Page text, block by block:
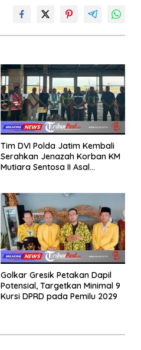
Tim DVI Polda Jatim Kembali
Serahkan Jenazah Korban KM
Mutiara Sentosa II Asal
Golkar Gresik Petakan Dapil
Potensial, Targetkan Minimal 9
Kursi DPRD pada Pemilu 2029